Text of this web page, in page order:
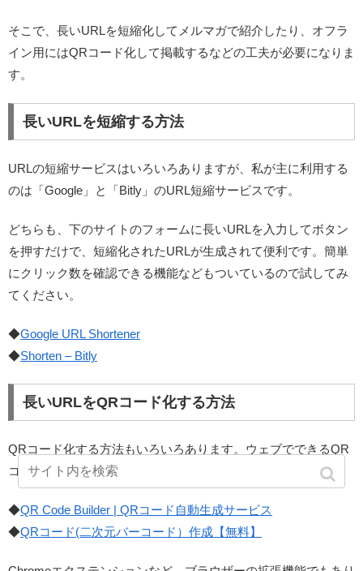
そこで、長いURLを短縮化してメルマガで紹介したり、オフラ
イン用にはQRコード化して掲載するなどの工夫が必要になりま
す。
長いURLを短縮する方法
URLの短縮サービスはいろいろありますが、私が主に利用する
のは「Google」と「Bitly」のURL短縮サービスです。
どちらも、下のサイトのフォームに長いURLを入力してボタン
を押すだけで、短縮化されたURLが生成されて便利です。簡単
にクリック数を確認できる機能などもついているので試してみ
てください。
◆Google URL Shortener
◆Shorten – Bitly
長いURLをQRコード化する方法
QRコード化する方法もいろいろあります。ウェブでできるQR
コード生成ツールを、2つだけ紹介します。
◆QR Code Builder | QRコード自動生成サービス
◆QRコード(二次元バーコード）作成【無料】